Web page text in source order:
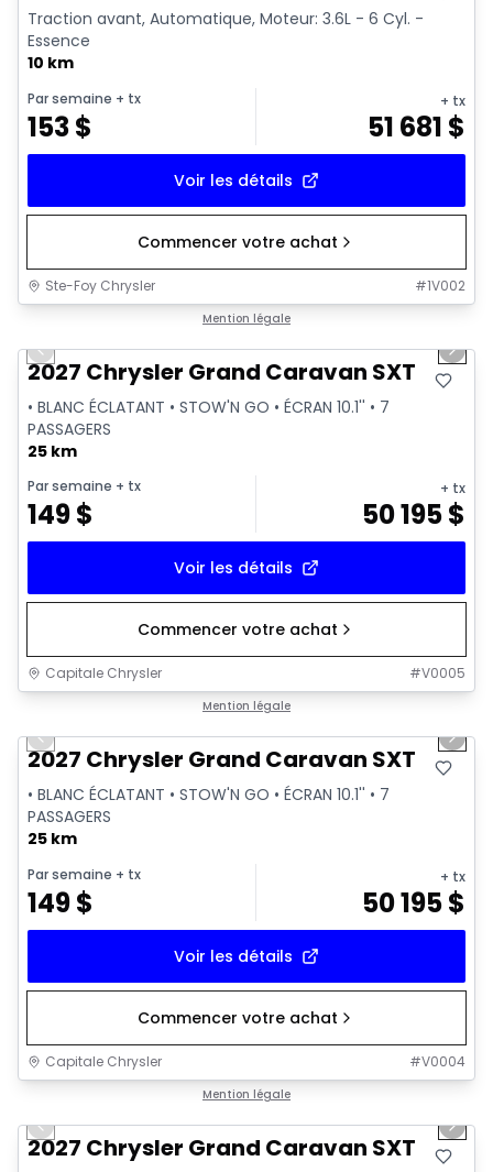
Traction avant, Automatique, Moteur: 3.6L - 6 Cyl. -
Essence
10 km
Par semaine + tx
153$
+ tx
51 681 $
Voir les détails
Commencer votre achat
Ste-Foy Chrysler #1V002
Mention légale
Previous slide
Next
2027 Chrysler Grand Caravan SXT
• BLANC ÉCLATANT • STOW'N GO • ÉCRAN 10.1'' • 7
PASSAGERS
25 km
Par semaine + tx
149$
+ tx
50 195$
Voir les détails
Commencer votre achat
Capitale Chrysler #V0005
Mention légale
Previous slide
Next
2027 Chrysler Grand Caravan SXT
• BLANC ÉCLATANT • STOW'N GO • ÉCRAN 10.1'' • 7
PASSAGERS
25 km
Par semaine + tx
149$
+ tx
50 195$
Voir les détails
Commencer votre achat
Capitale Chrysler #V0004
Mention légale
Previous slide
Next
2027 Chrysler Grand Caravan SXT